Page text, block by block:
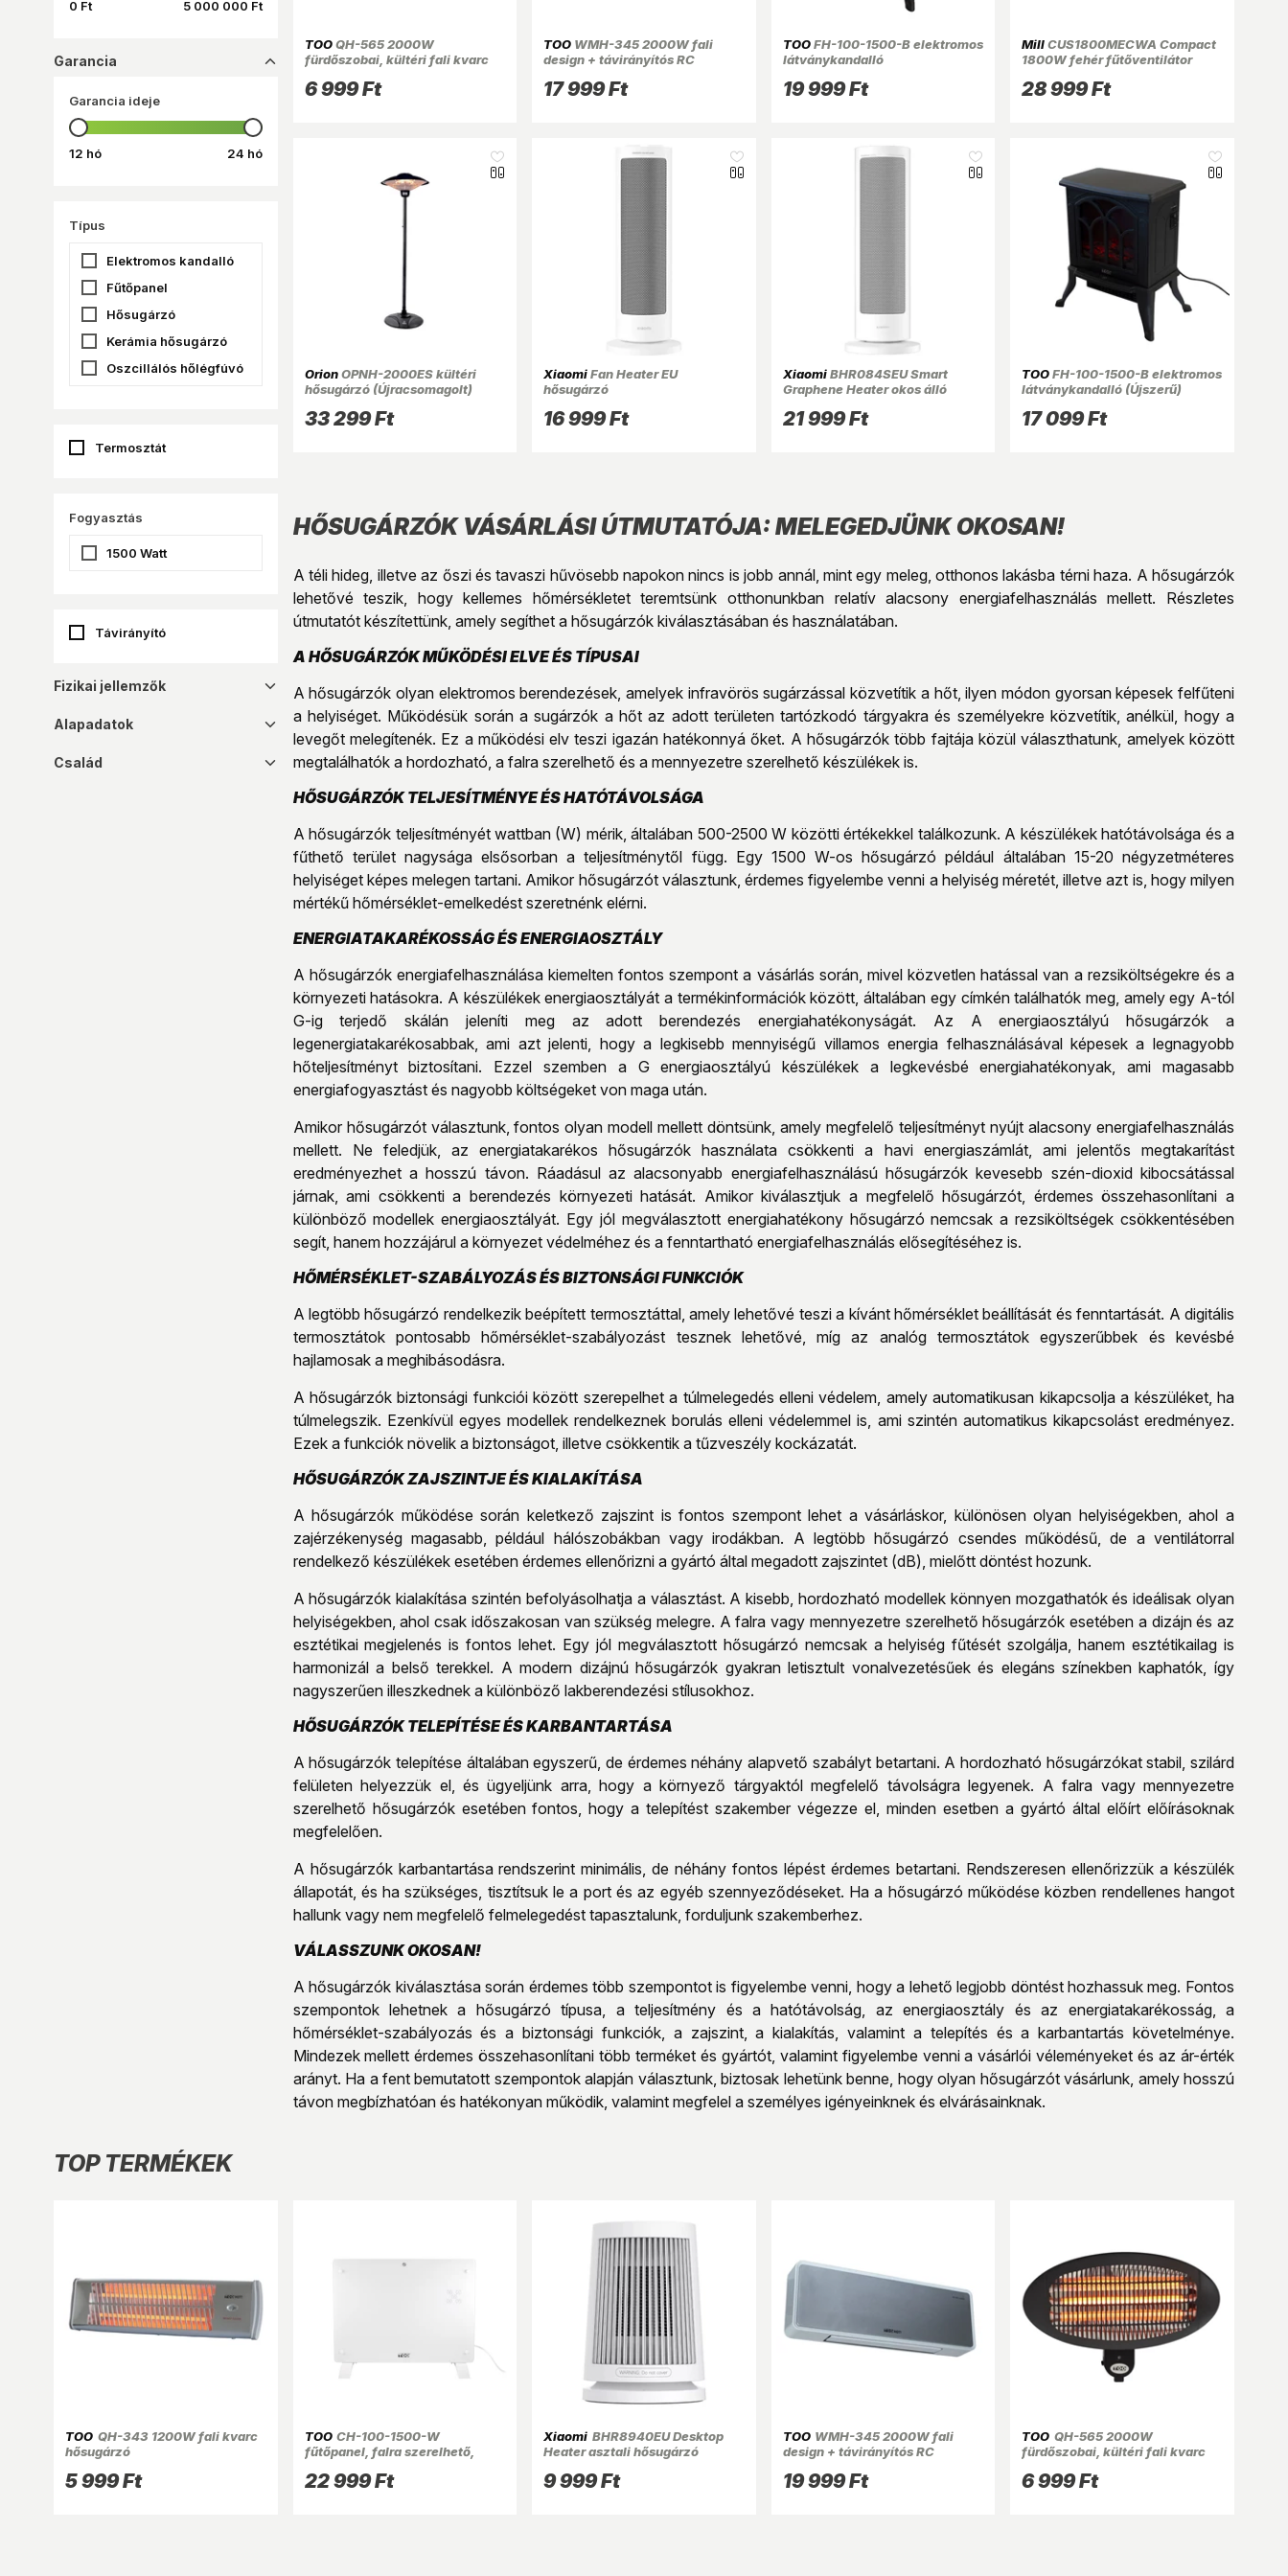
TOOQH-565 2000W
fürdőszobai, kültéri fali kvarc
6 999 Ft
TOO WMH-345 2000W fali
design + távirányítós RC
17 999 Ft
TOOFH-100-1500-B elektromos
látványkandalló
19 999 Ft
MillCUS1800MECWA Compact
1800W fehér fűtőventilátor
28 999 Ft
OrionOPNH-2000ES kültéri
hősugárzó (Újracsomagolt)
33 299 Ft
XiaomiFan Heater EU
hősugárzó
16 999 Ft
XiaomiBHR084SEU Smart
Graphene Heater okos álló
21 999 Ft
TOOFH-100-1500-B elektromos
látványkandalló (Újszerű)
17 099 Ft
HŐSUGÁRZÓK VÁSÁRLÁSI ÚTMUTATÓJA: MELEGEDJÜNK OKOSAN!
A téli hideg, illetve az őszi és tavaszi hűvösebb napokon nincs is jobb annál, mint egy meleg, otthonos lakásba térni haza. A hősugárzók
lehetővé teszik, hogy kellemes hőmérsékletet teremtsünk otthonunkban relatív alacsony energiafelhasználás mellett. Részletes
útmutatót készítettünk, amely segíthet a hősugárzók kiválasztásában és használatában.
A HŐSUGÁRZÓK MŰKÖDÉSI ELVE ÉS TÍPUSAI
A hősugárzók olyan elektromos berendezések, amelyek infravörös sugárzással közvetítik a hőt, ilyen módon gyorsan képesek felfűteni
a helyiséget. Működésük során a sugárzók a hőt az adott területen tartózkodó tárgyakra és személyekre közvetítik, anélkül, hogy a
levegőt melegítenék. Ez a működési elv teszi igazán hatékonnyá őket. A hősugárzók több fajtája közül választhatunk, amelyek között
megtalálhatók a hordozható, a falra szerelhető és a mennyezetre szerelhető készülékek is.
HŐSUGÁRZÓK TELJESÍTMÉNYE ÉS HATÓTÁVOLSÁGA
A hősugárzók teljesítményét wattban (W) mérik, általában 500-2500 W közötti értékekkel találkozunk. A készülékek hatótávolsága és a
fűthető terület nagysága elsősorban a teljesítménytől függ. Egy 1500 W-os hősugárzó például általában 15-20 négyzetméteres
helyiséget képes melegen tartani. Amikor hősugárzót választunk, érdemes figyelembe venni a helyiség méretét, illetve azt is, hogy milyen
mértékű hőmérséklet-emelkedést szeretnénk elérni.
ENERGIATAKARÉKOSSÁG ÉS ENERGIAOSZTÁLY
A hősugárzók energiafelhasználása kiemelten fontos szempont a vásárlás során, mivel közvetlen hatással van a rezsiköltségekre és a
környezeti hatásokra. A készülékek energiaosztályát a termékinformációk között, általában egy címkén találhatók meg, amely egy A-tól
G-ig terjedő skálán jeleníti meg az adott berendezés energiahatékonyságát. Az A energiaosztályú hősugárzók a
legenergiatakarékosabbak, ami azt jelenti, hogy a legkisebb mennyiségű villamos energia felhasználásával képesek a legnagyobb
hőteljesítményt biztosítani. Ezzel szemben a G energiaosztályú készülékek a legkevésbé energiahatékonyak, ami magasabb
energiafogyasztást és nagyobb költségeket von maga után.
Amikor hősugárzót választunk, fontos olyan modell mellett döntsünk, amely megfelelő teljesítményt nyújt alacsony energiafelhasználás
mellett. Ne feledjük, az energiatakarékos hősugárzók használata csökkenti a havi energiaszámlát, ami jelentős megtakarítást
eredményezhet a hosszú távon. Ráadásul az alacsonyabb energiafelhasználású hősugárzók kevesebb szén-dioxid kibocsátással
járnak, ami csökkenti a berendezés környezeti hatását. Amikor kiválasztjuk a megfelelő hősugárzót, érdemes összehasonlítani a
különböző modellek energiaosztályát. Egy jól megválasztott energiahatékony hősugárzó nemcsak a rezsiköltségek csökkentésében
segít, hanem hozzájárul a környezet védelméhez és a fenntartható energiafelhasználás elősegítéséhez is.
HŐMÉRSÉKLET-SZABÁLYOZÁS ÉS BIZTONSÁGI FUNKCIÓK
A legtöbb hősugárzó rendelkezik beépített termosztáttal, amely lehetővé teszi a kívánt hőmérséklet beállítását és fenntartását. A digitális
termosztátok pontosabb hőmérséklet-szabályozást tesznek lehetővé, míg az analóg termosztátok egyszerűbbek és kevésbé
hajlamosak a meghibásodásra.
A hősugárzók biztonsági funkciói között szerepelhet a túlmelegedés elleni védelem, amely automatikusan kikapcsolja a készüléket, ha
túlmelegszik. Ezenkívül egyes modellek rendelkeznek borulás elleni védelemmel is, ami szintén automatikus kikapcsolást eredményez.
Ezek a funkciók növelik a biztonságot, illetve csökkentik a tűzveszély kockázatát.
HŐSUGÁRZÓK ZAJSZINTJE ÉS KIALAKÍTÁSA
A hősugárzók működése során keletkező zajszint is fontos szempont lehet a vásárláskor, különösen olyan helyiségekben, ahol a
zajérzékenység magasabb, például hálószobákban vagy irodákban. A legtöbb hősugárzó csendes működésű, de a ventilátorral
rendelkező készülékek esetében érdemes ellenőrizni a gyártó által megadott zajszintet (dB), mielőtt döntést hozunk.
A hősugárzók kialakítása szintén befolyásolhatja a választást. A kisebb, hordozható modellek könnyen mozgathatók és ideálisak olyan
helyiségekben, ahol csak időszakosan van szükség melegre. A falra vagy mennyezetre szerelhető hősugárzók esetében a dizájn és az
esztétikai megjelenés is fontos lehet. Egy jól megválasztott hősugárzó nemcsak a helyiség fűtését szolgálja, hanem esztétikailag is
harmonizál a belső terekkel. A modern dizájnú hősugárzók gyakran letisztult vonalvezetésűek és elegáns színekben kaphatók, így
nagyszerűen illeszkednek a különböző lakberendezési stílusokhoz.
HŐSUGÁRZÓK TELEPÍTÉSE ÉS KARBANTARTÁSA
A hősugárzók telepítése általában egyszerű, de érdemes néhány alapvető szabályt betartani. A hordozható hősugárzókat stabil, szilárd
felületen helyezzük el, és ügyeljünk arra, hogy a környező tárgyaktól megfelelő távolságra legyenek. A falra vagy mennyezetre
szerelhető hősugárzók esetében fontos, hogy a telepítést szakember végezze el, minden esetben a gyártó által előírt előírásoknak
megfelelően.
A hősugárzók karbantartása rendszerint minimális, de néhány fontos lépést érdemes betartani. Rendszeresen ellenőrizzük a készülék
állapotát, és ha szükséges, tisztítsuk le a port és az egyéb szennyeződéseket. Ha a hősugárzó működése közben rendellenes hangot
hallunk vagy nem megfelelő felmelegedést tapasztalunk, forduljunk szakemberhez.
VÁLASSZUNK OKOSAN!
A hősugárzók kiválasztása során érdemes több szempontot is figyelembe venni, hogy a lehető legjobb döntést hozhassuk meg. Fontos
szempontok lehetnek a hősugárzó típusa, a teljesítmény és a hatótávolság, az energiaosztály és az energiatakarékosság, a
hőmérséklet-szabályozás és a biztonsági funkciók, a zajszint, a kialakítás, valamint a telepítés és a karbantartás követelménye.
Mindezek mellett érdemes összehasonlítani több terméket és gyártót, valamint figyelembe venni a vásárlói véleményeket és az ár-érték
arányt. Ha a fent bemutatott szempontok alapján választunk, biztosak lehetünk benne, hogy olyan hősugárzót vásárlunk, amely hosszú
távon megbízhatóan és hatékonyan működik, valamint megfelel a személyes igényeinknek és elvárásainknak.
0 Ft 5 000 000 Ft
Garancia dropup_16
Garancia ideje
12 hó 24 hó
Típus
Elektromos kandalló
Fűtőpanel
Hősugárzó
Kerámia hősugárzó
Oszcillálós hőlégfúvó
Termosztát
Fogyasztás
1500 Watt
Távirányító
Fizikai jellemzők dropdown_16
Alapadatok dropdown_16
Család dropdown_16
TOP TERMÉKEK
TOO QH-343 1200W fali kvarc
hősugárzó
5 999 Ft
TOO CH-100-1500-W
fűtőpanel, falra szerelhető,
22 999 Ft
Xiaomi BHR8940EU Desktop
Heater asztali hősugárzó
9 999 Ft
TOO WMH-345 2000W fali
design + távirányítós RC
19 999 Ft
TOO QH-565 2000W
fürdőszobai, kültéri fali kvarc
6 999 Ft